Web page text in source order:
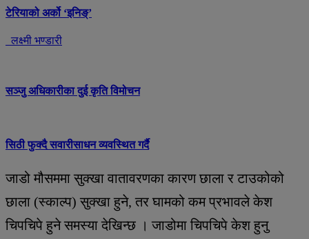
टेरियाको अर्को ‘इनिङ्’
लक्ष्मी भण्डारी
सञ्जु अधिकारीका दुई कृति विमोचन
सिठी फुक्दै सवारीसाधन व्यवस्थित गर्दै
जाडो मौसममा सुक्खा वातावरणका कारण छाला र टाउकोको
छाला (स्काल्प) सुक्खा हुने, तर घामको कम प्रभावले केश
चिपचिपे हुने समस्या देखिन्छ । जाडोमा चिपचिपे केश हुनु